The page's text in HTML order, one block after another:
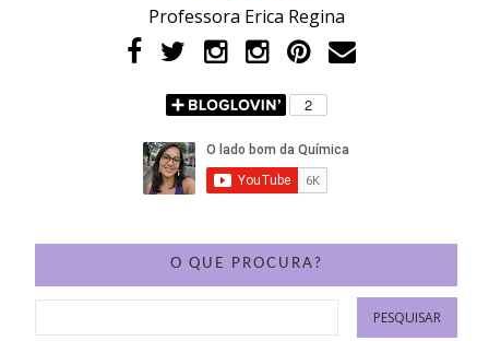
Professora Erica Regina
O QUE PROCURA?